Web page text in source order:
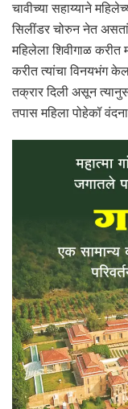
चावीच्या सहाय्याने
सिलींडर चोरुन नेत
महिलेला शिवीगाळ करीत
करीत त्यांचा विनयभंग
तक्रार दिली असून
तपास महिला पोहेकॉ